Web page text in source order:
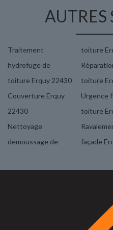
AUTRES
Traitement
hydrofuge de
toiture Erquy 22430
Couverture Erquy
22430
Nettoyage
demoussage de
toiture
toiture
Urgence
toiture
façade